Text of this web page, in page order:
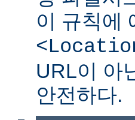
이 규칙에
URL이 아
안전하다.